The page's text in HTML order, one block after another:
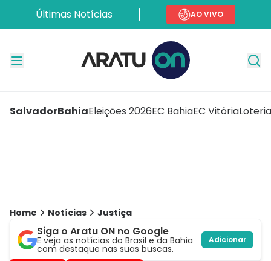
Últimas Notícias AO VIVO
SalvadorBahiaEleições 2026EC BahiaEC Vitória
Home Notícias Justiça
Siga o Aratu ON no Google
E veja as notícias do Brasil e da Bahia
com destaque nas suas buscas.
Adicionar